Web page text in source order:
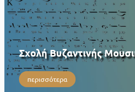
Σχολή Βυζαντινής
περισσότερα